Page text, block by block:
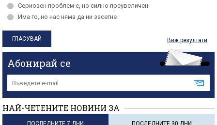
Сериозен проблем е, но силно преувеличен
Има го, но нас няма да ни засегне
Виж резултати
Абонирай се
НАЙ-ЧЕТЕНИТЕ НОВИНИ ЗА
ПОСЛЕДНИТЕ 7 ДНИ ПОСЛЕДНИТЕ 30 ДНИ